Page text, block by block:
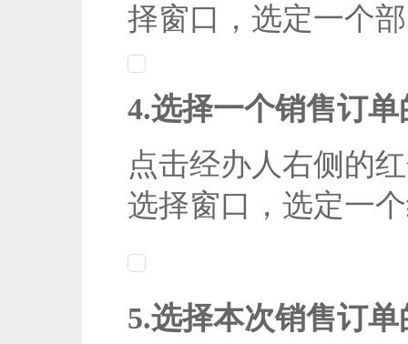
择窗口，选定一个
4.选择一个销售订
点击经办人右侧的
选择窗口，选定一
5.选择本次销售订单